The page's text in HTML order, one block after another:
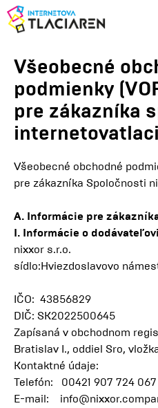
Všeobecné
podmienky
pre zákazníka
Všeobecné obchodné
pre zákazníka Spoločnosti
A. Informácie pre
I. Informácie o dodávateľovi
nixxor s.r.o.
sídlo:Hviezdoslavovo
IČO: 43856829
DIČ: SK2022500645
Zapísaná v obchodnom
Bratislav I., oddiel Sro,
Kontaktné údaje:
Telefón: 00421 907 724 067
E-mail: